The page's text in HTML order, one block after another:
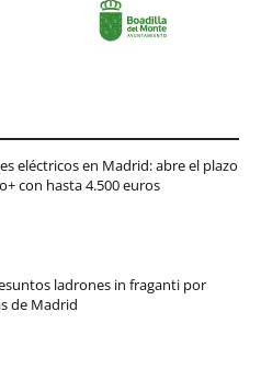
eléctricos en Madrid: abre el plazo
con hasta 4.500 euros
ladrones in fraganti por
de Madrid